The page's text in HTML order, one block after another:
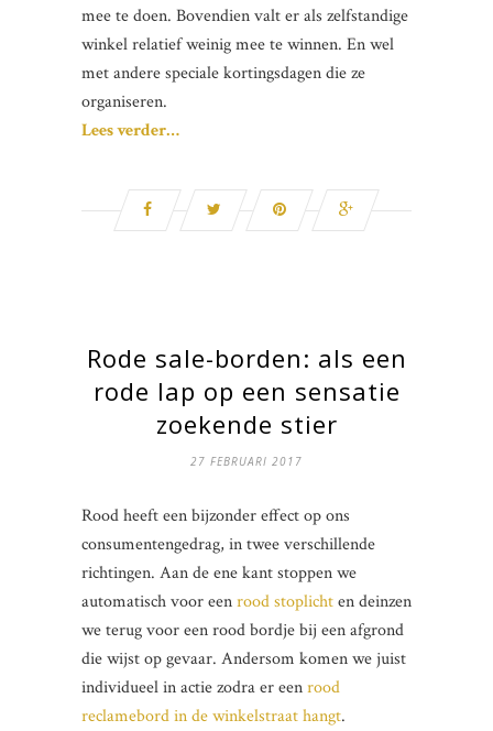
mee te doen. Bovendien valt er als zelfstandige
winkel relatief weinig mee te winnen. En wel
met andere speciale kortingsdagen die ze
organiseren.
Lees verder…
Rode sale-borden: als een
rode lap op een sensatie
zoekende stier
27 FEBRUARI 2017
Rood heeft een bijzonder effect op ons
consumentengedrag, in twee verschillende
richtingen. Aan de ene kant stoppen we
automatisch voor eenrood stoplichten deinzen
we terug voor een rood bordje bij een afgrond
die wijst op gevaar. Andersom komen we juist
individueel in actie zodra er eenrood
reclamebord in de winkelstraat hangt.